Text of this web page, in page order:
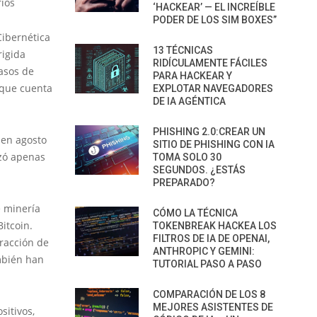
de
cuenta
agosto
apenas
minería
de
han
‘HACKEAR’ — EL INCREÍBLE
PODER DE LOS SIM BOXES”
13 TÉCNICAS
RIDÍCULAMENTE FÁCILES
PARA HACKEAR Y
EXPLOTAR NAVEGADORES
DE IA AGÉNTICA
PHISHING 2.0:CREAR UN
SITIO DE PHISHING CON IA
TOMA SOLO 30
SEGUNDOS. ¿ESTÁS
PREPARADO?
CÓMO LA TÉCNICA
TOKENBREAK HACKEA LOS
FILTROS DE IA DE OPENAI,
ANTHROPIC Y GEMINI:
TUTORIAL PASO A PASO
COMPARACIÓN DE LOS 8
MEJORES ASISTENTES DE